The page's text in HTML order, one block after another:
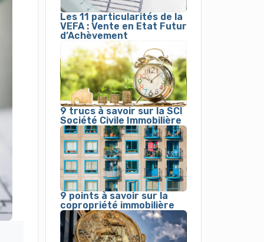
Les 11 particularités de la
VEFA : Vente en Etat Futur
d’Achèvement
9 trucs à savoir sur la SCI
Société Civile Immobilière
9 points à savoir sur la
copropriété immobilière